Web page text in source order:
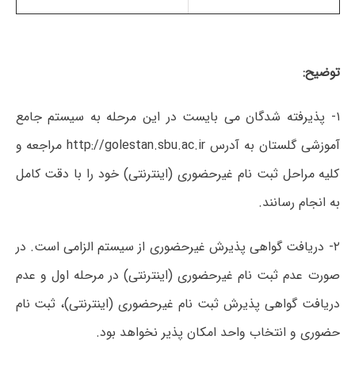
توضیح:
۱- پذیرفته شدگان می بایست در این مرحله به سیستم جامع
آموزشی گلستان به آدرس http://golestan.sbu.ac.ir مراجعه و
کلیه مراحل ثبت نام غیرحضوری (اینترنتی) خود را با دقت کامل
به انجام رسانند.
۲- دریافت گواهی پذیرش غیرحضوری از سیستم الزامی است. در
صورت عدم ثبت نام غیرحضوری (اینترنتی) در مرحله اول و عدم
دریافت گواهی پذیرش ثبت نام غیرحضوری (اینترنتی)، ثبت نام
حضوری و انتخاب واحد امکان پذیر نخواهد بود.